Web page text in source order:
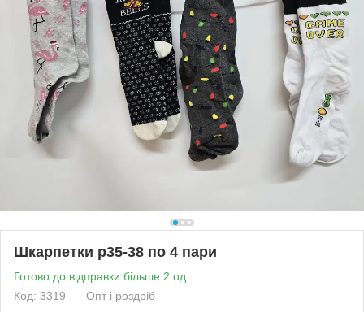
Шкарпетки р35-38 по 4 пари
Готово до відправки більше 2 од.
Код: 3319
Опт і роздріб